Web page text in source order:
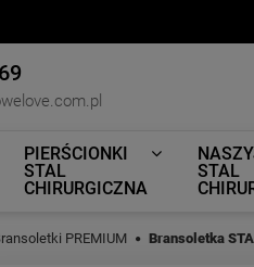
PIERŚCIONKI
STAL
CHIRURGICZNA
STAL
PREMIUM Bransoletka